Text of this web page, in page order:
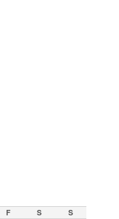
F S
S